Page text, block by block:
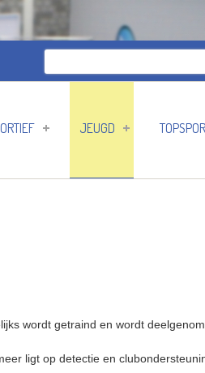
Zoekveld
JEUGD
wordt getraind en wordt
ligt op detectie en